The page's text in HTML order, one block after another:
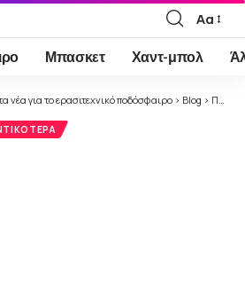
Font
Resizer
Αα
Μπασκετ Χαντ-μπολ
για το ερασιτεχνικό ποδόσφαιρο > Blog > Ποδόσφαιρο